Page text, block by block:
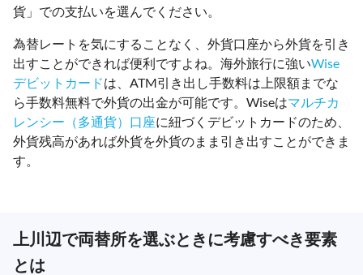
貨」での支払いを選んでください。
為替レートを気にすることなく、外貨口座から外貨を引き
出すことができれば便利ですよね。海外旅行に強いWise
デビットカードは、ATM引き出し手数料は上限額までな
ら手数料無料で外貨の出金が可能です。Wiseはマルチカ
レンシー（多通貨）口座に紐づくデビットカードのため、
外貨残高があれば外貨を外貨のまま引き出すことができま
す。
上川辺で両替所を選ぶときに考慮すべき要素
とは